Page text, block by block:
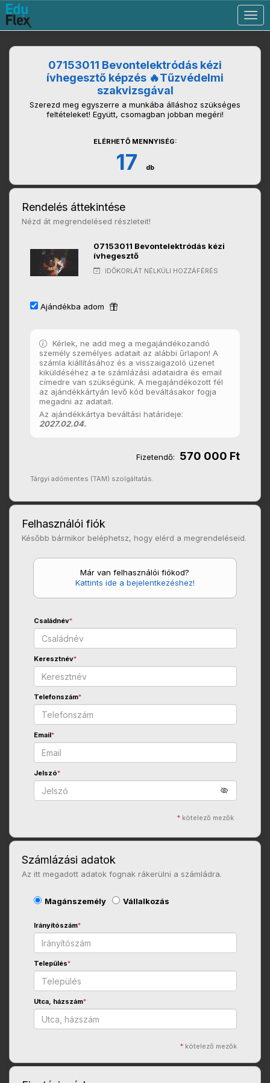
07153011 Bevontelektródás kézi
ívhegesztő képzés 🔥Tűzvédelmi
szakvizsgával
Szerezd meg egyszerre a munkába álláshoz szükséges
feltételeket! Együtt, csomagban jobban megéri!
ELÉRHETŐ MENNYISÉG:
17 db
Rendelés áttekintése
Nézd át megrendelésed részleteit!
07153011 Bevontelektródás kézi
ívhegesztő
IDŐKORLÁT NÉLKÜLI HOZZÁFÉRÉS
Ajándékba adom
Kérlek, ne add meg a megajándékozandó
személy személyes adatait az alábbi űrlapon! A
számla kiállításához és a visszaigazoló üzenet
kiküldéséhez a te számlázási adataidra és email
címedre van szükségünk. A megajándékozott fél
az ajándékkártyán levő kód beváltásakor fogja
megadni az adatait.
Az ajándékkártya beváltási határideje:
2027.02.04.
Fizetendő: 570 000 Ft
Tárgyi adómentes (TAM) szolgáltatás.
Felhasználói fiók
Később bármikor beléphetsz, hogy elérd a megrendeléseid.
Már van felhasználói fiókod?
Kattints ide a bejelentkezéshez!
Családnév*
Keresztnév*
Telefonszám*
Email*
Jelszó*
* kötelező mezők
Számlázási adatok
Az itt megadott adatok fognak rákerülni a számládra.
Magánszemély Vállalkozás
Irányítószám*
Település*
Utca, házszám*
* kötelező mezők